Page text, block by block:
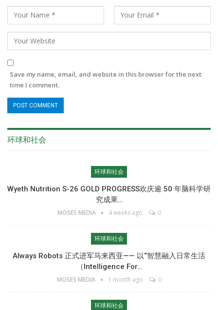
Save my name, email, and website in this browser for the next
time I comment.
环球和社会
环球和社会
Wyeth Nutrition S-26 GOLD PROGRESS欢庆逾 50 年脑科学研
究成果…
MOSES MEDIA 4 weeks ago 0
环球和社会
Always Robots 正式进军马来西亚—— 以“智慧融入日常生活
（Intelligence For…
MOSES MEDIA 1 month ago 0
环球和社会